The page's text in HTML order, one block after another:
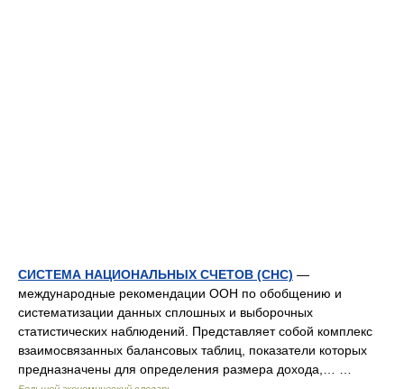
СИСТЕМА НАЦИОНАЛЬНЫХ СЧЕТОВ (СНС) —
международные рекомендации ООН по обобщению и
систематизации данных сплошных и выборочных
статистических наблюдений. Представляет собой комплекс
взаимосвязанных балансовых таблиц, показатели которых
предназначены для определения размера дохода,… …